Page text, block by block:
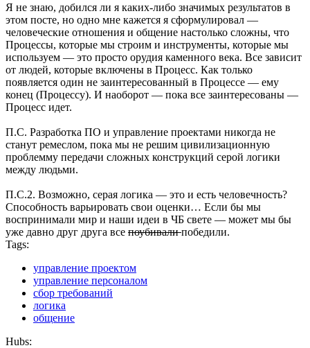
Я не знаю, добился ли я каких-либо значимых результатов в
этом посте, но одно мне кажется я сформулировал —
человеческие отношения и общение настолько сложны, что
Процессы, которые мы строим и инструменты, которые мы
используем — это просто орудия каменного века. Все зависит
от людей, которые включены в Процесс. Как только
появляется один не заинтересованный в Процессе — ему
конец (Процессу). И наоборот — пока все заинтересованы —
Процесс идет.
П.С. Разработка ПО и управление проектами никогда не
станут ремеслом, пока мы не решим цивилизационную
проблемму передачи сложных конструкций серой логики
между людьми.
П.С.2. Возможно, серая логика — это и есть человечность?
Способность варьировать свои оценки… Если бы мы
воспринимали мир и наши идеи в ЧБ свете — может мы бы
уже давно друг друга все поубивалипобедили.
Tags:
управление проектом
управление персоналом
сбор требований
логика
общение
Hubs: